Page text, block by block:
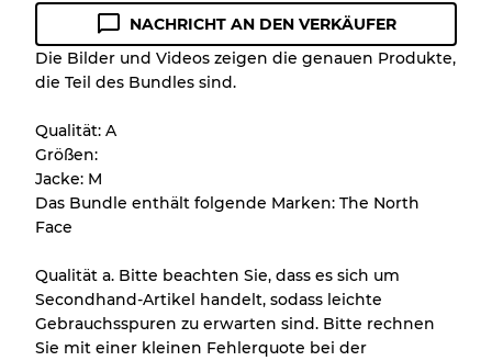
Zustandsrichtlinie
Alle Produkte enthalten eine Qualitätsstufe,
jedes Artikels vor dem Kauf nachvollziehen
können.
Es gibt eine Fehlermarge von bis zu
Unser 3-Stufen-System
NACHRICHT AN DEN VERKÄUFER
Die Bilder und Videos zeigen die genauen Produkte,
die Teil des Bundles sind.
Qualität: A
Größen:
Jacke: M
Das Bundle enthält folgende Marken: The North
Face
Qualität a. Bitte beachten Sie, dass es sich um
Secondhand-Artikel handelt, sodass leichte
Gebrauchsspuren zu erwarten sind. Bitte rechnen
Sie mit einer kleinen Fehlerquote bei der